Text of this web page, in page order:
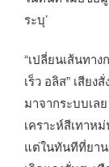
ระบุ’
“เปลี่ยนเส้นทา
เร็ว อลิส” เสีย
มาจากระบบเล
เคราะห์สีเทาห
แต่ในทันทีที่ยาน